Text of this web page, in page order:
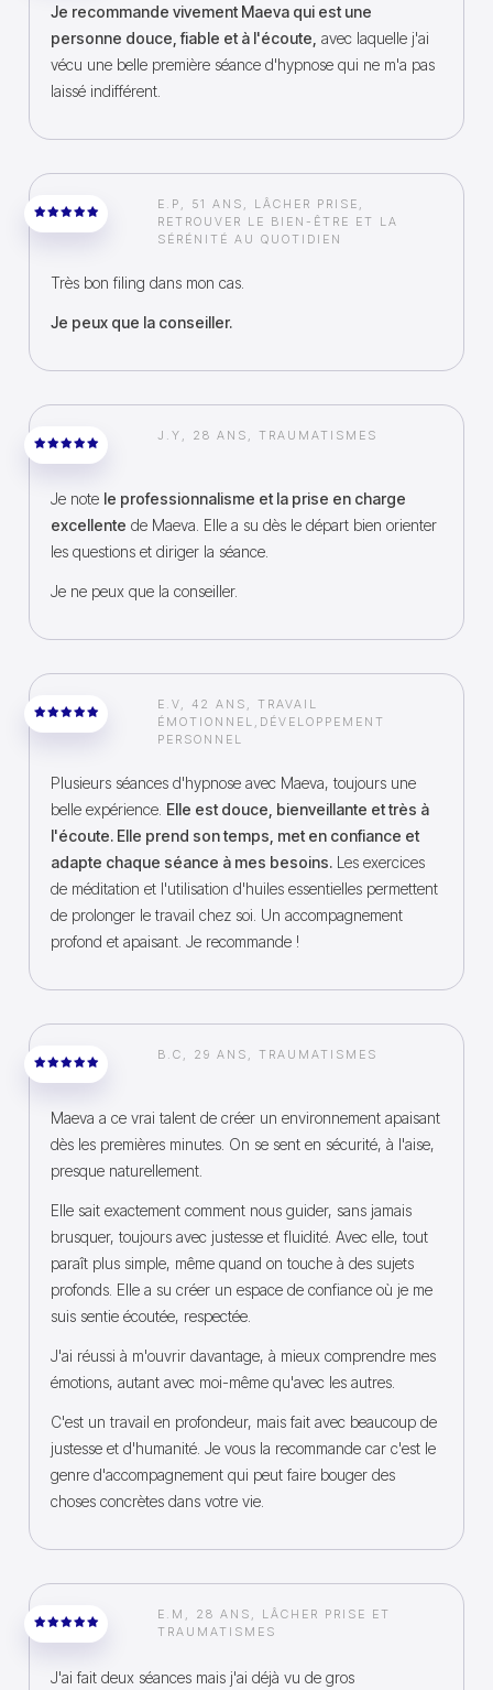
Je recommande vivement Maeva qui est une
personne douce, fiable et à l'écoute, avec laquelle j'ai
vécu une belle première séance d'hypnose qui ne m'a pas
laissé indifférent.
E.P, 51 ANS, LÂCHER PRISE,
RETROUVER LE BIEN-ÊTRE ET LA
SÉRÉNITÉ AU QUOTIDIEN
Très bon filing dans mon cas.
Je peux que la conseiller.
J.Y, 28 ANS, TRAUMATISMES
Je note le professionnalisme et la prise en charge
excellente de Maeva. Elle a su dès le départ bien orienter
les questions et diriger la séance.
Je ne peux que la conseiller.
E.V, 42 ANS, TRAVAIL
ÉMOTIONNEL,DÉVELOPPEMENT
PERSONNEL
Plusieurs séances d'hypnose avec Maeva, toujours une
belle expérience. Elle est douce, bienveillante et très à
l'écoute. Elle prend son temps, met en confiance et
adapte chaque séance à mes besoins. Les exercices
de méditation et l'utilisation d'huiles essentielles permettent
de prolonger le travail chez soi. Un accompagnement
profond et apaisant. Je recommande !
B.C, 29 ANS, TRAUMATISMES
Maeva a ce vrai talent de créer un environnement apaisant
dès les premières minutes. On se sent en sécurité, à l'aise,
presque naturellement.
Elle sait exactement comment nous guider, sans jamais
brusquer, toujours avec justesse et fluidité. Avec elle, tout
paraît plus simple, même quand on touche à des sujets
profonds. Elle a su créer un espace de confiance où je me
suis sentie écoutée, respectée.
J'ai réussi à m'ouvrir davantage, à mieux comprendre mes
émotions, autant avec moi-même qu'avec les autres.
C'est un travail en profondeur, mais fait avec beaucoup de
justesse et d'humanité. Je vous la recommande car c'est le
genre d'accompagnement qui peut faire bouger des
choses concrètes dans votre vie.
E.M, 28 ANS, LÂCHER PRISE ET
TRAUMATISMES
J'ai fait deux séances mais j'ai déjà vu de gros